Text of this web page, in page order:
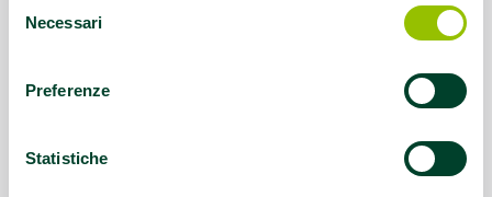
delNecessari
Preferenze
Statistiche